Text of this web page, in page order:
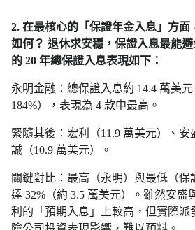
2. 在最核心的「保證年金入息」方
如何？ 退休求安穩，保證入息最能
的 20 年總保證入息表現如下：
永明金融：總保證入息約 14.4 萬美
184%），表現為 4 款中最高。
緊隨其後：宏利（11.9 萬美元）、安
誠（10.9 萬美元）。
關鍵對比：最高（永明）與最低（保
達 32%（約 3.5 萬美元）。雖然安盛
利的「預期入息」上較高，但實際派